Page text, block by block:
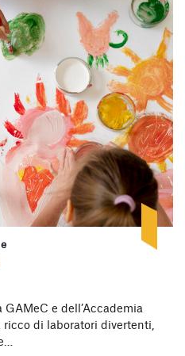
GAMeC e dell’Accademia
di laboratori divertenti,